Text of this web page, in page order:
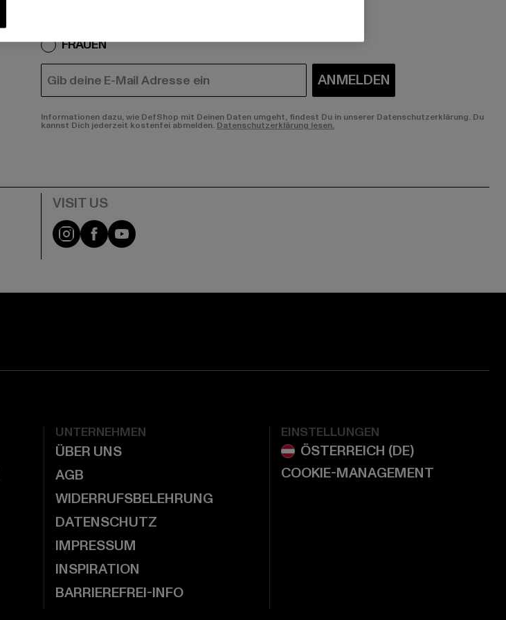
FRAUEN
E-MAIL ANMELDEN
Informationen dazu, wie DefShop mit Deinen Daten umgeht, findest Du in unserer Datenschutzerklärung. Du
kannst Dich jederzeit kostenfei abmelden.Datenschutzerklärung lesen.
Visit our Instagram page:
Visit our Facebook page:
Visit our YouTube channel:
UNTERNEHMEN
ÜBER UNS
AGB
WIDERRUFSBELEHRUNG
DATENSCHUTZ
IMPRESSUM
INSPIRATION
BARRIEREFREI-INFO
EINSTELLUNGEN
COOKIE-MANAGEMENT